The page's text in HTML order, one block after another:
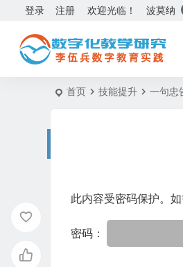
欢迎光临！
登录 注册 波莫纳
首页 技能提升 一句忠
此内容受密码保护。
密码：